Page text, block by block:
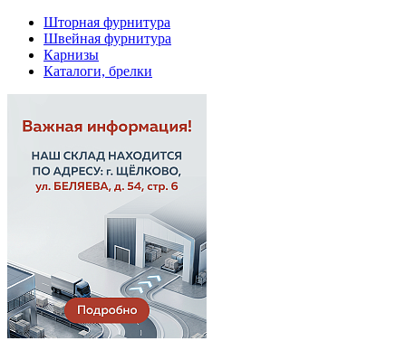
Шторная фурнитура
Швейная фурнитура
Карнизы
Каталоги, брелки